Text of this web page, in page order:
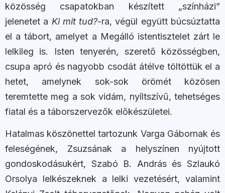
közösség csapatokban készített „színházi”
jelenetet a Ki mit tud?-ra, végül együtt búcsúztatta
el a tábort, amelyet a Megálló istentisztelet zárt le
lelkileg is. Isten tenyerén, szerető közösségben,
csupa apró és nagyobb csodát átélve töltöttük el a
hetet, amelynek sok-sok örömét közösen
teremtette meg a sok vidám, nyíltszívű, tehetséges
fiatal és a táborszervezők előkészületei.
Hatalmas köszönettel tartozunk Varga Gábornak és
feleségének, Zsuzsának a helyszínen nyújtott
gondoskodásukért, Szabó B. András és Szlaukó
Orsolya lelkészeknek a lelki vezetésért, valamint